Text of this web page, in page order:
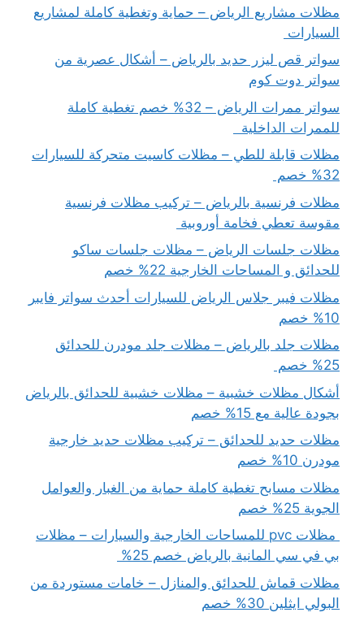
مظلات مشاريع الرياض – حماية وتغطية كاملة لمشاريع
السيارات
سواتر قص ليزر حديد بالرياض – أشكال عصرية من
سواتر دوت كوم
سواتر ممرات الرياض – 32% خصم تغطية كاملة
للممرات الداخلية
مظلات قابلة للطي – مظلات كاسيت متحركة للسيارات
32% خصم
مظلات فرنسية بالرياض – تركيب مظلات فرنسية
مقوسة تعطي فخامة أوروبية
مظلات جلسات الرياض – مظلات جلسات ساكو
للحدائق و المساحات الخارجية 22% خصم
مظلات فيبر جلاس الرياض للسيارات أحدث سواتر فايبر
10% خصم
مظلات جلد بالرياض – مظلات جلد مودرن للحدائق
25% خصم
أشكال مظلات خشبية – مظلات خشبية للحدائق بالرياض
بجودة عالية مع 15% خصم
مظلات حديد للحدائق – تركيب مظلات حديد خارجية
مودرن 10% خصم
مظلات مسابح تغطية كاملة حماية من الغبار والعوامل
الجوية 25% خصم
مظلات pvc للمساحات الخارجية والسيارات – مظلات
بي في سي المانية بالرياض خصم 25%
مظلات قماش للحدائق والمنازل – خامات مستوردة من
البولي ايثلين 30% خصم